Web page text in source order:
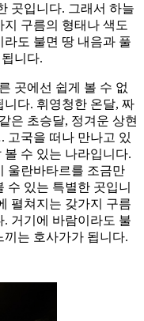
곳입니다. 그래서 하늘
구름의 형태나 색도
도 불면 땅 내음과 풀
니다.
곳에선 쉽게 볼 수 없
다. 휘영청한 온달, 짜
은 초승달, 정겨운 상현
고국을 떠나 만나고 있
수 있는 나라입니다.
울란바타르를 조금만
수 있는 특별한 곳입니
펼쳐지는 갖가지 구름
거기에 바람이라도 불
는 호사가가 됩니다.